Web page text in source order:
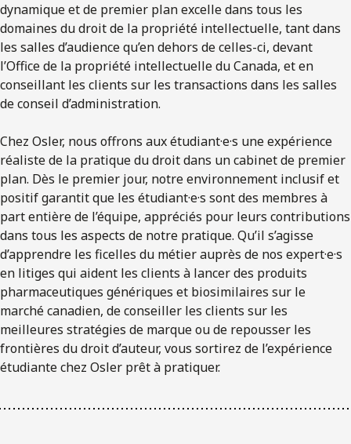
dynamique et de premier plan excelle dans tous les
domaines du droit de la propriété intellectuelle, tant dans
les salles d’audience qu’en dehors de celles-ci, devant
l’Office de la propriété intellectuelle du Canada, et en
conseillant les clients sur les transactions dans les salles
de conseil d’administration.
Chez Osler, nous offrons aux étudiant·e·s une expérience
réaliste de la pratique du droit dans un cabinet de premier
plan. Dès le premier jour, notre environnement inclusif et
positif garantit que les étudiant·e·s sont des membres à
part entière de l’équipe, appréciés pour leurs contributions
dans tous les aspects de notre pratique. Qu’il s’agisse
d’apprendre les ficelles du métier auprès de nos expert·e·s
en litiges qui aident les clients à lancer des produits
pharmaceutiques génériques et biosimilaires sur le
marché canadien, de conseiller les clients sur les
meilleures stratégies de marque ou de repousser les
frontières du droit d’auteur, vous sortirez de l’expérience
étudiante chez Osler prêt à pratiquer.